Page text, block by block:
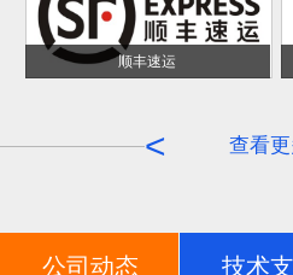
顺丰速运
查看更
<
公司动态 技术